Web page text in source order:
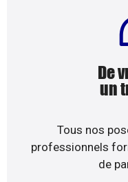
De
un
Tous nos
professionnels
de